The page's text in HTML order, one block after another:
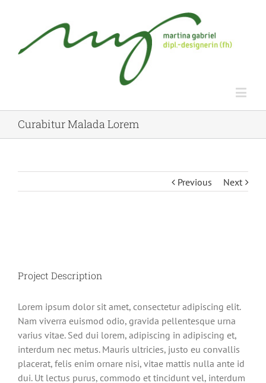
Curabitur Malada Lorem
Previous Next
Project Description
Lorem ipsum dolor sit amet, consectetur adipiscing elit.
Nam viverra euismod odio, gravida pellentesque urna
varius vitae. Sed dui lorem, adipiscing in adipiscing et,
interdum nec metus. Mauris ultricies, justo eu convallis
placerat, felis enim ornare nisi, vitae mattis nulla ante id
dui. Ut lectus purus, commodo et tincidunt vel, interdum